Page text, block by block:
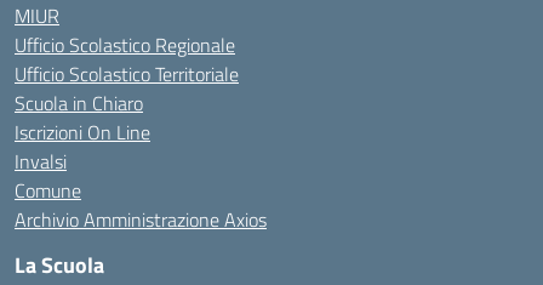
MIUR
Ufficio Scolastico Regionale
Ufficio Scolastico Territoriale
Scuola in Chiaro
Iscrizioni On Line
Invalsi
Comune
Archivio Amministrazione Axios
La Scuola